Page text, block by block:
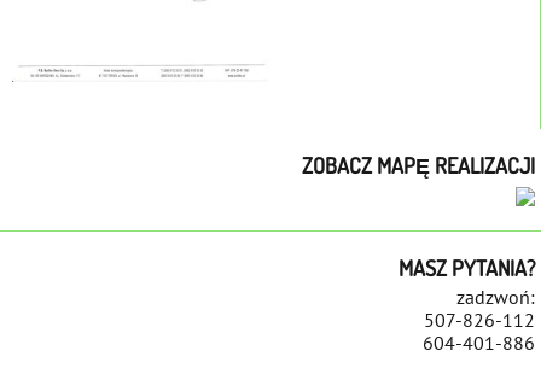
ZOBACZ MAPĘ REALIZACJI
MASZ PYTANIA?
zadzwoń:
507-826-112
604-401-886